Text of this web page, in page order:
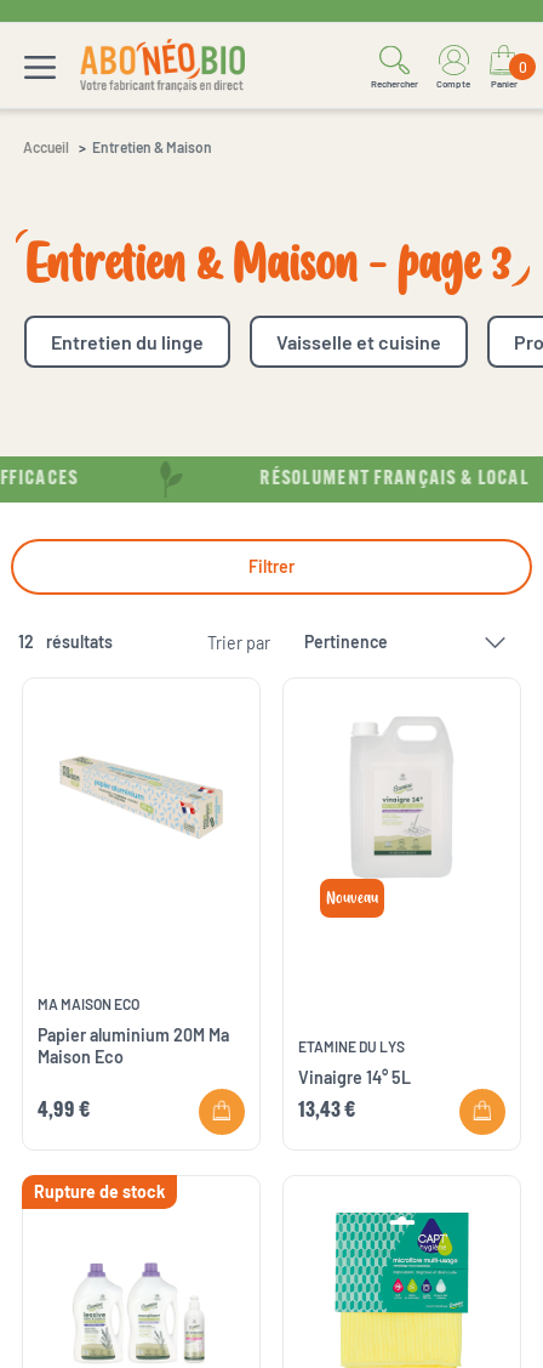
Rechercher Compte
0
Panier
Accueil Entretien & Maison
Entretien & Maison - page 3
Entretien du linge Vaisselle et cuisine
RÉSOLUMENT FRANÇAIS & LOCAL
Filtrer
12 résultats Trier par
MA MAISON ECO
Papier aluminium 20M Ma
Maison Eco
4,99 €
Nouveau
ETAMINE DU LYS
Vinaigre 14° 5L
13,43 €
Rupture de stock